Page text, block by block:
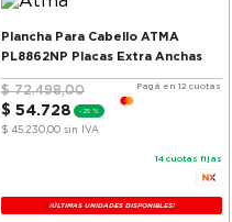
Plancha Para Cabello ATMA
PL8862NP Placas Extra Anchas
$ 72.498,00
$ 54.728 - 25 %
$ 45.230,00 sin IVA
Pagá en 12 cuotas
14 cuotas fijas
¡ÚLTIMAS UNIDADES DISPONIBLES!